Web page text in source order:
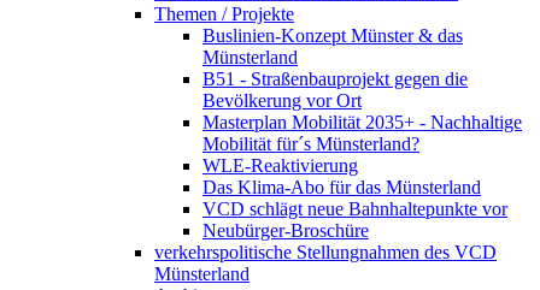
Themen / Projekte
Buslinien-Konzept Münster & das
Münsterland
B51 - Straßenbauprojekt gegen die
Bevölkerung vor Ort
Masterplan Mobilität 2035+ - Nachhaltige
Mobilität für´s Münsterland?
WLE-Reaktivierung
Das Klima-Abo für das Münsterland
VCD schlägt neue Bahnhaltepunkte vor
Neubürger-Broschüre
verkehrspolitische Stellungnahmen des VCD
Münsterland